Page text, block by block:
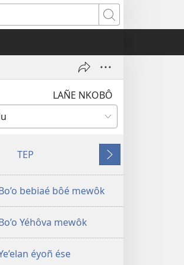
Search
LAÑE NKOBÔ
TEP
Ôsu
bebiaé bôé mewôk
Yéhôva mewôk
éyoñ ése